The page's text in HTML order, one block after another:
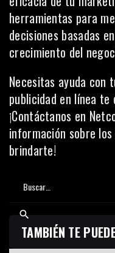
herramientas para
decisiones basadas
crecimiento del
Necesitas ayuda con
publicidad en línea
¡Contáctanos en
información sobre
brindarte!
TAMBIÉN TE